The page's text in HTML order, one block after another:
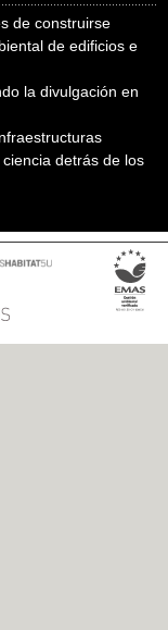
de construirse
de edificios e
la divulgación en
detrás de los